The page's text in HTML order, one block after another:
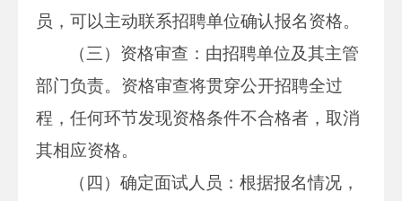
员，可以主动联系招聘单位确认报名资格。
（三）资格审查：由招聘单位及其主管
部门负责。资格审查将贯穿公开招聘全过
程，任何环节发现资格条件不合格者，取消
其相应资格。
（四）确定面试人员：根据报名情况，